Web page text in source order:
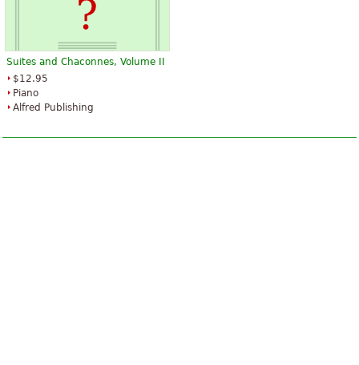
Suites and Chaconnes, Volume II
$12.95
Piano
Alfred Publishing